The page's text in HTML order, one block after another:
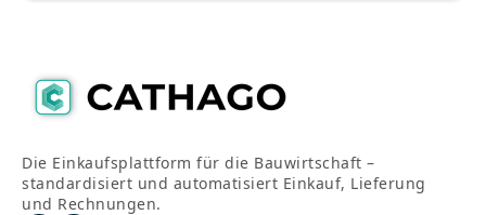
Die Einkaufsplattform für die Bauwirtschaft –
standardisiert und automatisiert Einkauf, Lieferung
und Rechnungen.